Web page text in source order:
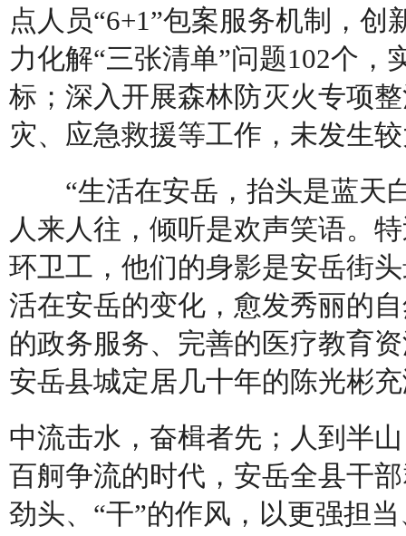
点人员“6+1”包案服务机制，
力化解“三张清单”问题102个，
标；深入开展森林防灭火专项
灾、应急救援等工作，未发生
“生活在安岳，抬头是蓝天
人来人往，倾听是欢声笑语。
环卫工，他们的身影是安岳街
活在安岳的变化，愈发秀丽的
的政务服务、完善的医疗教育
安岳县城定居几十年的陈光彬
中流击水，奋楫者先；人到半
百舸争流的时代，安岳全县干
劲头、“干”的作风，以更强担